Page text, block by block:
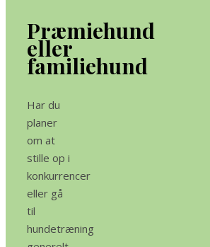
Præmiehund
eller
familiehund
Har du
planer
om at
stille op i
konkurrencer
eller gå
til
hundetræning